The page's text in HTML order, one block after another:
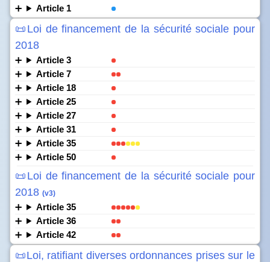
Article 1
📜Loi de financement de la sécurité sociale pour
2018
Article 3
Article 7
Article 18
Article 25
Article 27
Article 31
Article 35
Article 50
📜Loi de financement de la sécurité sociale pour
2018 (v3)
Article 35
Article 36
Article 42
📜Loi, ratifiant diverses ordonnances prises sur le